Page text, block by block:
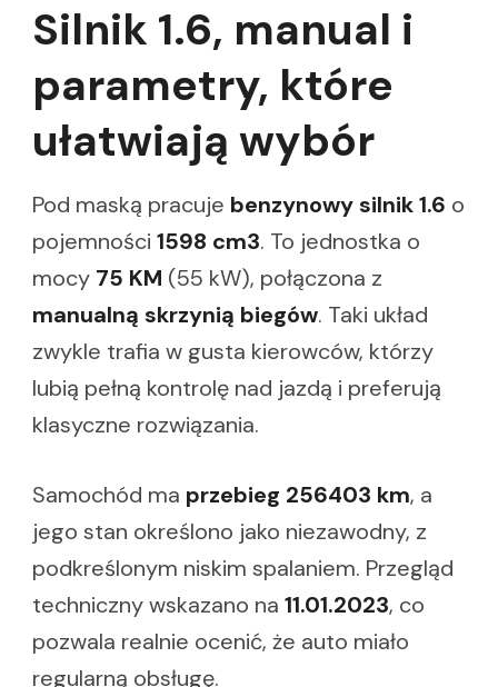
Silnik 1.6, manual i
parametry, które
ułatwiają wybór
Pod maską pracuje benzynowy silnik 1.6 o
pojemności 1598 cm3. To jednostka o
mocy 75 KM (55 kW), połączona z
manualną skrzynią biegów. Taki układ
zwykle trafia w gusta kierowców, którzy
lubią pełną kontrolę nad jazdą i preferują
klasyczne rozwiązania.
Samochód ma przebieg 256403 km, a
jego stan określono jako niezawodny, z
podkreślonym niskim spalaniem. Przegląd
techniczny wskazano na 11.01.2023, co
pozwala realnie ocenić, że auto miało
regularną obsługę.